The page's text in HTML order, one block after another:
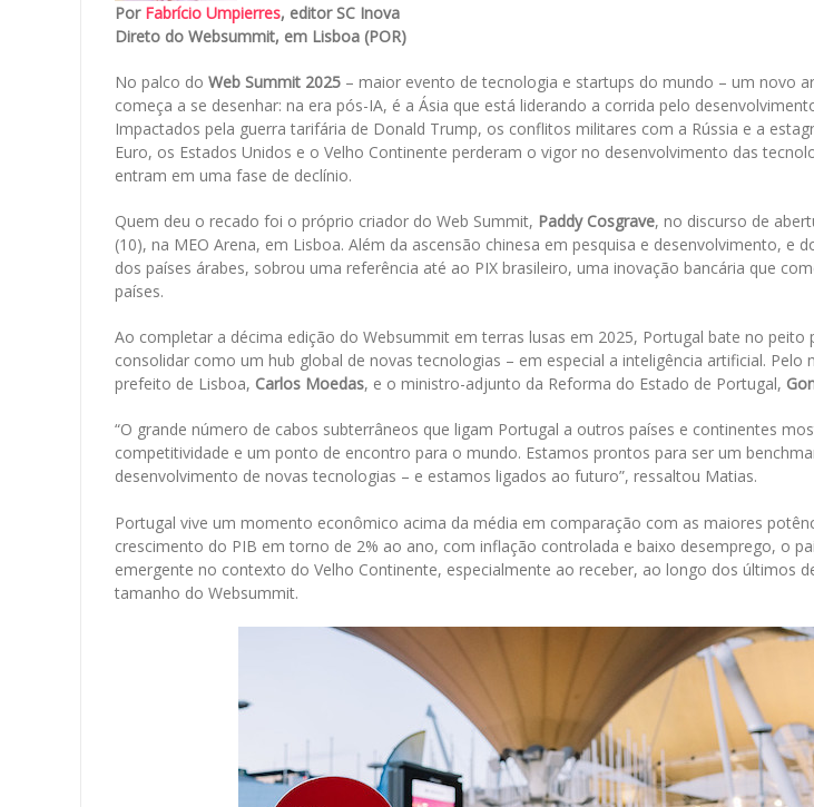
Por Fabrício Umpierres, editor SC Inova
Direto do Websummit, em Lisboa (POR)
No palco do Web Summit 2025 – maior evento de tecnologia e startups do mundo – um novo
começa a se desenhar: na era pós-IA, é a Ásia que está liderando a corrida pelo
Impactados pela guerra tarifária de Donald Trump, os conflitos militares com a Rússia e a
Euro, os Estados Unidos e o Velho Continente perderam o vigor no desenvolvimento das
entram em uma fase de declínio.
Quem deu o recado foi o próprio criador do Web Summit, Paddy Cosgrave, no discurso de
(10), na MEO Arena, em Lisboa. Além da ascensão chinesa em pesquisa e desenvolvimento, e
dos países árabes, sobrou uma referência até ao PIX brasileiro, uma inovação bancária que
países.
Ao completar a décima edição do Websummit em terras lusas em 2025, Portugal bate no peito
consolidar como um hub global de novas tecnologias – em especial a inteligência artificial. Pelo
prefeito de Lisboa, Carlos Moedas, e o ministro-adjunto da Reforma do Estado de Portugal,
“O grande número de cabos subterrâneos que ligam Portugal a outros países e continentes
competitividade e um ponto de encontro para o mundo. Estamos prontos para ser um
desenvolvimento de novas tecnologias – e estamos ligados ao futuro”, ressaltou Matias.
Portugal vive um momento econômico acima da média em comparação com as maiores
crescimento do PIB em torno de 2% ao ano, com inflação controlada e baixo desemprego, o
emergente no contexto do Velho Continente, especialmente ao receber, ao longo dos últimos
tamanho do Websummit.